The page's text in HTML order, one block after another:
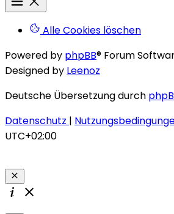
Alle Cookies löschen
Powered by phpBB® Forum
Designed by Leenoz
Deutsche Übersetzung durch
Datenschutz |
UTC+02:00